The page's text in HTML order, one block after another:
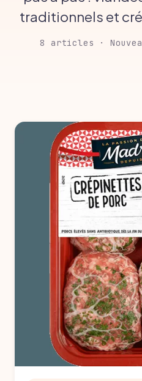
traditionnels et
8 articles ·